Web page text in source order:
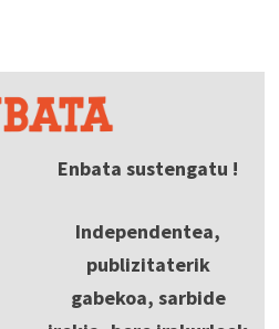
Enbata sustengatu !
Independentea,
publizitaterik
gabekoa, sarbide